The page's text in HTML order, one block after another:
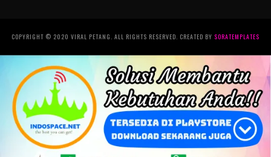
COPYRIGHT © 2020 VIRAL PETANG. ALL RIGHTS RESERVED. CREATED BY SORATEMPLATES